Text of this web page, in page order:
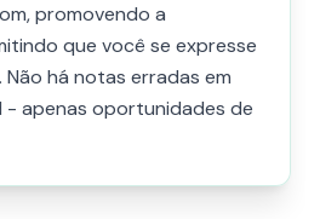
promovendo a
que você se expresse
há notas erradas em
- apenas oportunidades de